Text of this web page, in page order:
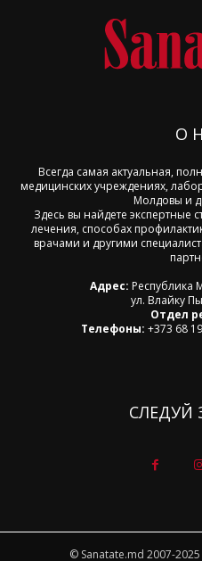
О
Всегда самая актуальная,
медицинских учреждениях,
Молдовы и
Здесь вы найдете экспертные
лечения, способах
врачами и другими
Адрес: Республика
ул. Влайку
Отдел
Телефоны: +373 68
СЛЕДУЙ
© Sanatate.md 2007-